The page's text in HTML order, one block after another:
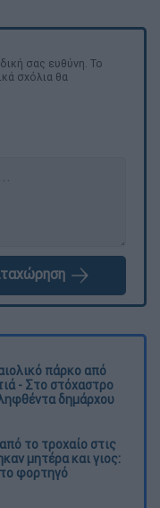
σας ευθύνη. Το
σχόλια θα
πάρκο από
- Στο στόχαστρο
δημάρχου
το τροχαίο στις
μητέρα και γιος:
φορτηγό